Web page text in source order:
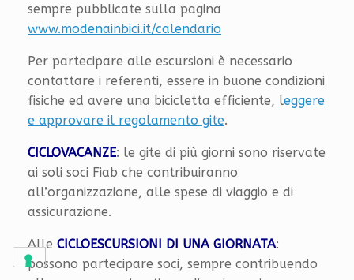
sempre pubblicate sulla pagina
www.modenainbici.it/calendario
Per partecipare alle escursioni è necessario
contattare i referenti, essere in buone condizioni
fisiche ed avere una bicicletta efficiente, leggere
e approvare il regolamento gite.
CICLOVACANZE: le gite di più giorni sono riservate
ai soli soci Fiab che contribuiranno
all’organizzazione, alle spese di viaggio e di
assicurazione.
Alle CICLOESCURSIONI DI UNA GIORNATA:
possono partecipare soci, sempre contribuendo